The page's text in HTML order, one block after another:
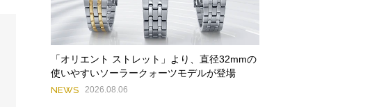
「オリエント ストレット」より、直径32mmの
使いやすいソーラークォーツモデルが登場
NEWS 2026.08.06